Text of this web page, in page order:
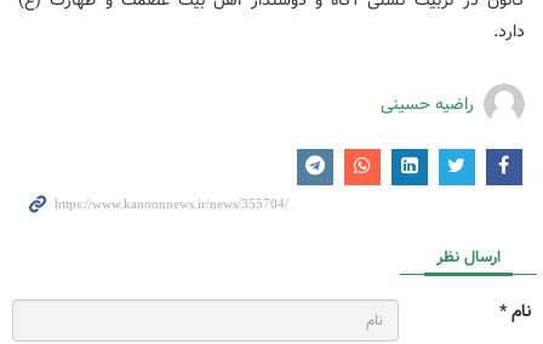
دارد.
راضیه حسینی
ارسال نظر
نام *